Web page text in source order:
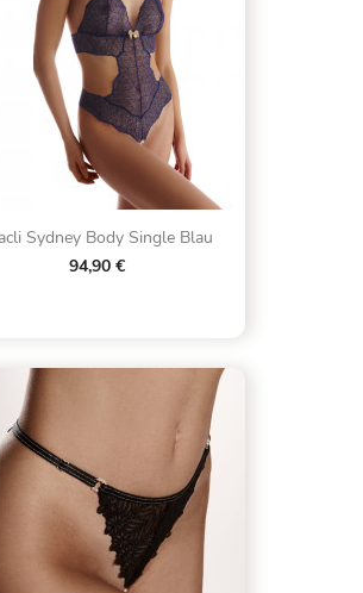
Sydney Body Single Blau
94,90 €